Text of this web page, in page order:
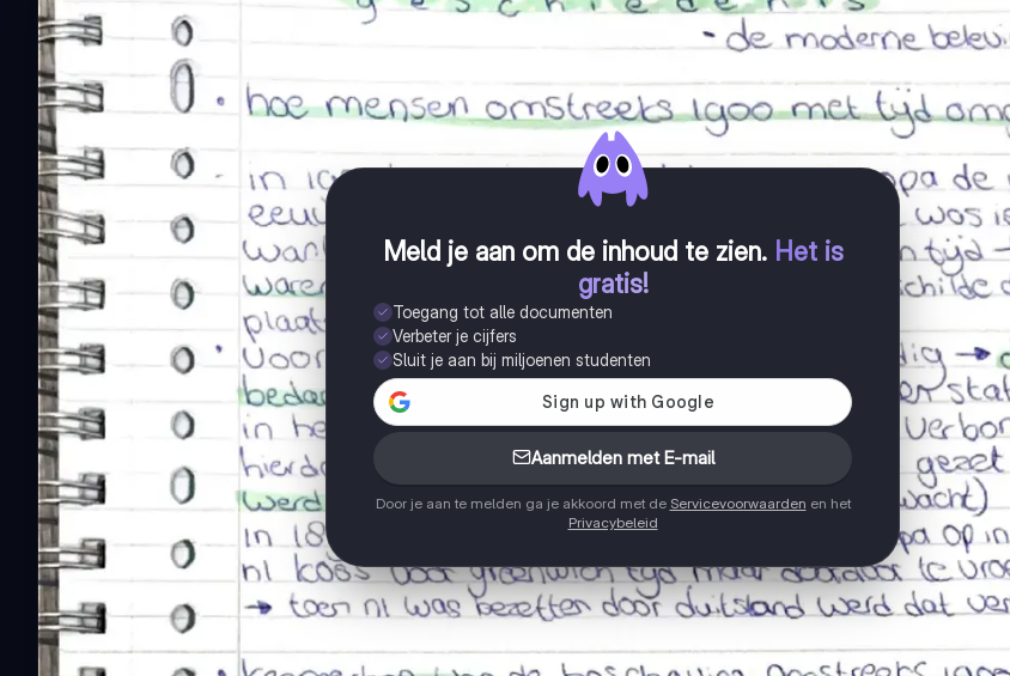
Meld je aan om de inhoud te zien. Het is
gratis!
Toegang tot alle documenten
Verbeter je cijfers
Sluit je aan bij miljoenen studenten
Aanmelden met E-mail
Door je aan te melden ga je akkoord met de Servicevoorwaarden en het
Privacybeleid